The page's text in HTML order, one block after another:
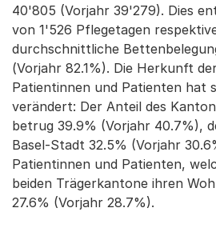
40'805 (Vorjahr 39'279). Dies
von 1'526 Pflegetagen
durchschnittliche
(Vorjahr 82.1%). Die Herkunft
Patientinnen und Patienten hat
verändert: Der Anteil des
betrug 39.9% (Vorjahr 40.7%),
Basel-Stadt 32.5% (Vorjahr
Patientinnen und Patienten,
beiden Trägerkantone ihren
27.6% (Vorjahr 28.7%).